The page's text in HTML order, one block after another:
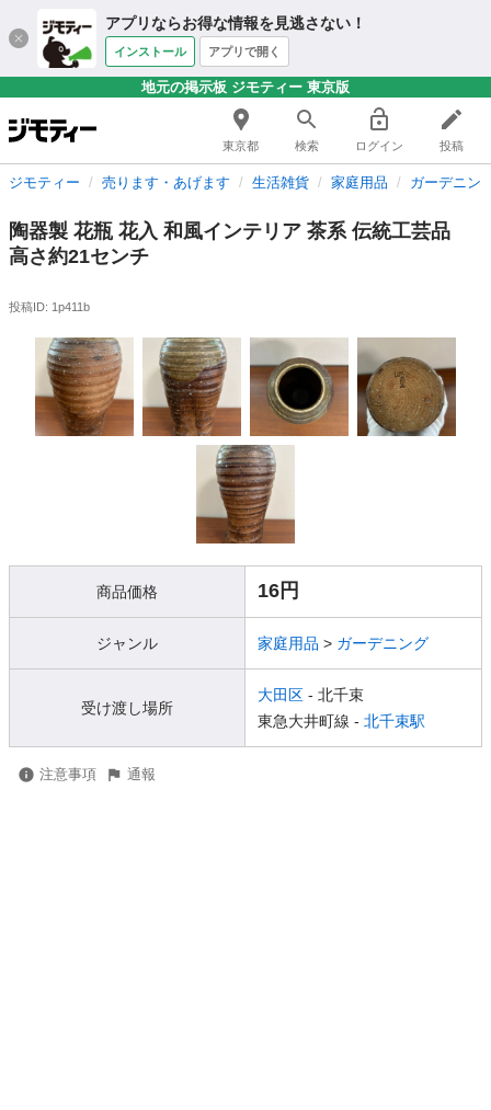
アプリならお得な情報を見逃さない！
インストール アプリで開く
地元の掲示板 ジモティー 東京版
東京都 検索 ログイン 投稿
ジモティー 売ります・あげます 生活雑貨 家庭用品 ガーデニン
陶器製 花瓶 花入 和風インテリア 茶系 伝統工芸品
高さ約21センチ
投稿ID: 1p411b
商品価格 16円
ジャンル 家庭用品 > ガーデニング
受け渡し場所
大田区 - 北千束
東急大井町線 - 北千束駅
注意事項 通報